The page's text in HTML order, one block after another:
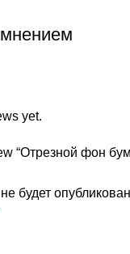
yet.
“Отрезной фон
будет